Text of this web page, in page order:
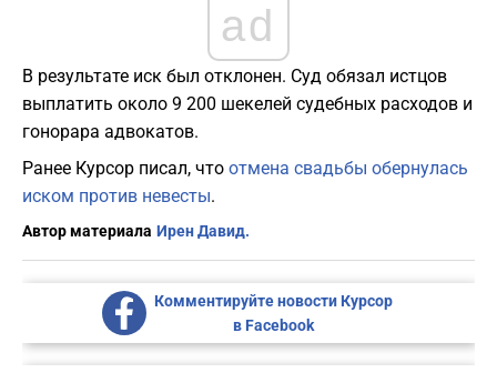
ad
В результате иск был отклонен. Суд обязал истцов
выплатить около 9 200 шекелей судебных расходов и
гонорара адвокатов.
Ранее Курсор писал, что отмена свадьбы обернулась
иском против невесты.
Автор материала Ирен Давид.
Комментируйте новости Курсор
в Facebook